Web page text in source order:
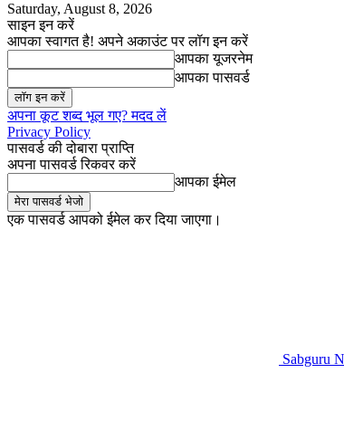
Saturday, August 8, 2026
साइन इन करें
आपका स्वागत है! अपने अकाउंट पर लॉग इन करें
आपका यूजरनेम
आपका पासवर्ड
अपना कूट शब्द भूल गए? मदद लें
Privacy Policy
पासवर्ड की दोबारा प्राप्ति
अपना पासवर्ड रिकवर करें
आपका ईमेल
एक पासवर्ड आपको ईमेल कर दिया जाएगा।
Sabguru